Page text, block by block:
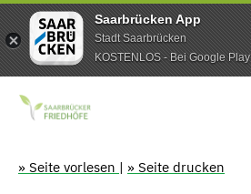
Saarbrücken App
Stadt Saarbrücken
KOSTENLOS - Bei Google Play
» Seite vorlesen | » Seite drucken